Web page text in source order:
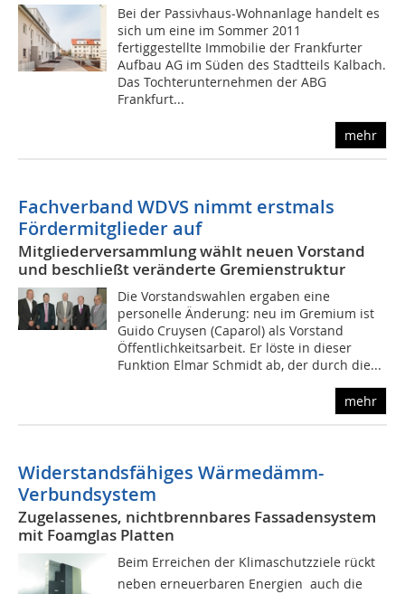
Bei der Passivhaus-Wohnanlage handelt es
sich um eine im Sommer 2011
fertiggestellte Immobilie der Frankfurter
Aufbau AG im Süden des Stadtteils Kalbach.
Das Tochterunternehmen der ABG
Frankfurt...
mehr
Fachverband WDVS nimmt erstmals
Fördermitglieder auf
Mitgliederversammlung wählt neuen Vorstand
und beschließt veränderte Gremienstruktur
Die Vorstandswahlen ergaben eine
personelle Änderung: neu im Gremium ist
Guido Cruysen (Caparol) als Vorstand
Öffentlichkeitsarbeit. Er löste in dieser
Funktion Elmar Schmidt ab, der durch die...
mehr
Widerstandsfähiges Wärmedämm-
Verbundsystem
Zugelassenes, nichtbrennbares Fassadensystem
mit Foamglas Platten
Beim Erreichen der Klimaschutzziele rückt 
neben erneuerbaren Energien  auch die